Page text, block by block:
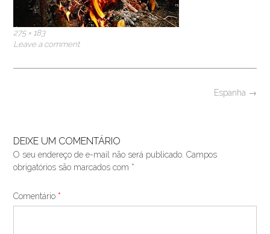
Full
size
275 × 183
Leave a comment
Espanha →
DEIXE UM COMENTÁRIO
O seu endereço de e-mail não será publicado. Campos
obrigatórios são marcados com *
Comentário *